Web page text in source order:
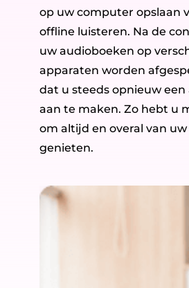
op uw computer opslaan
offline luisteren. Na de
uw audioboeken op
apparaten worden
dat u steeds opnieuw
aan te maken. Zo hebt u
om altijd en overal van
genieten.